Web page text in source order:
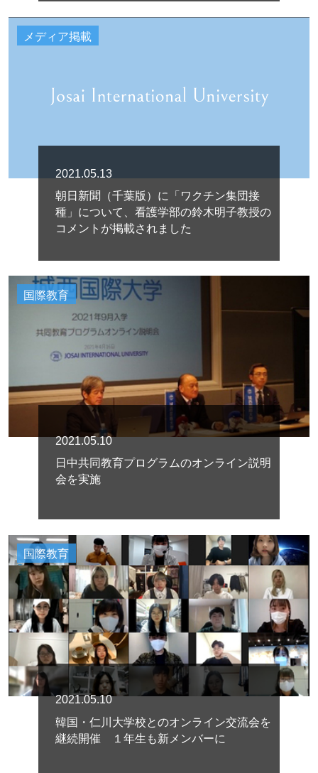
メディア掲載
2021.05.13
朝日新聞（千葉版）に「ワクチン集団接
種」について、看護学部の鈴木明子教授の
コメントが掲載されました
国際教育
2021.05.10
日中共同教育プログラムのオンライン説明
会を実施
国際教育
2021.05.10
韓国・仁川大学校とのオンライン交流会を
継続開催 １年生も新メンバーに